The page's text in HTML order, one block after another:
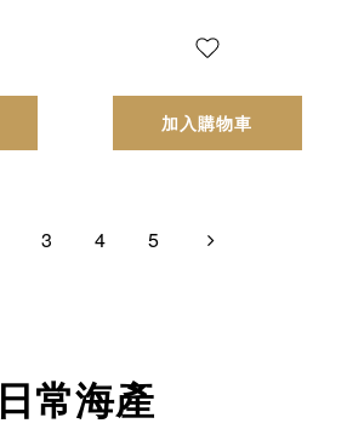
禮盒✨
加入購物車
3 4 5
日常海產